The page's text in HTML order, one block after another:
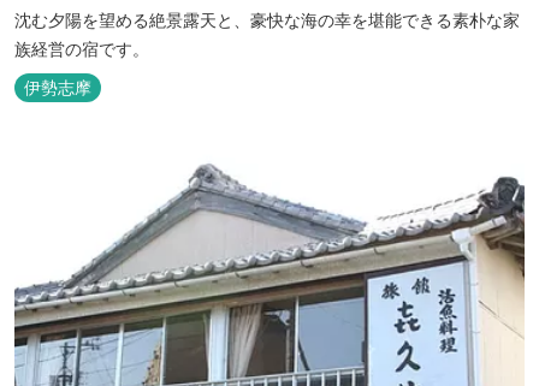
沈む夕陽を望める絶景露天と、豪快な海の幸を堪能できる素朴な家
族経営の宿です。
伊勢志摩